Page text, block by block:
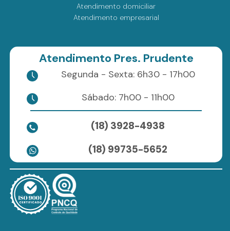
Atendimento domiciliar
Atendimento empresarial
Atendimento Pres. Prudente
Segunda - Sexta: 6h30 - 17h00
Sábado: 7h00 - 11h00
(18) 3928-4938
(18) 99735-5652